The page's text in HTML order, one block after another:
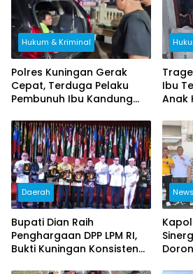
Hukum & Kriminal
Polres Kuningan Gerak
Cepat, Terduga Pelaku
Pembunuh Ibu Kandung
Ibu
Anak
Daerah
Bupati Dian Raih
Penghargaan DPP LPM RI,
Bukti Kuningan Konsisten
News